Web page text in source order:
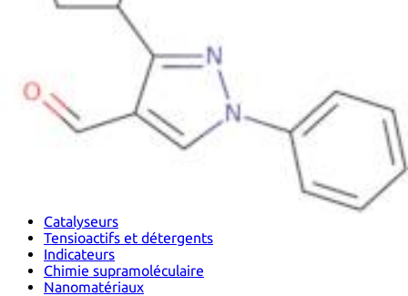
Catalyseurs
Tensioactifs et détergents
Indicateurs
Chimie supramoléculaire
Nanomatériaux